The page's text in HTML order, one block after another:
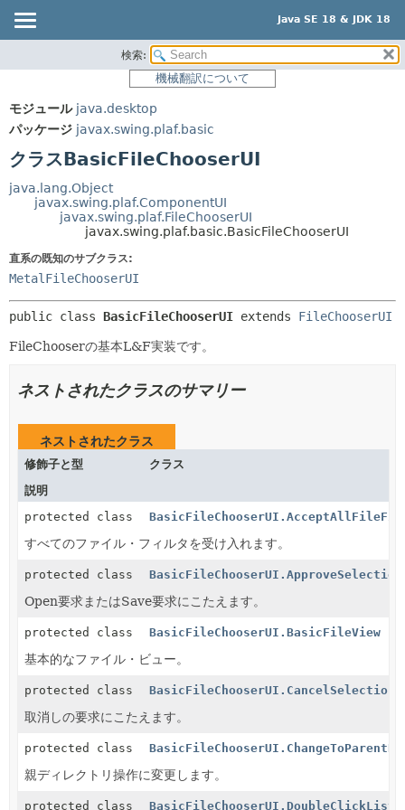
Java SE 18 & JDK 18
パッケージ
使用
ツリー
プレビュー
新規
非推奨
索引
ヘルプ
サマリー:
ネスト済
メソッド
詳細:
フィールド
検索:
機械翻訳について
モジュール java.desktop
パッケージ javax.swing.plaf.basic
クラスBasicFileChooserUI
java.lang.Object
javax.swing.plaf.ComponentUI
javax.swing.plaf.FileChooserUI
javax.swing.plaf.basic.BasicFileChooserUI
直系の既知のサブクラス:
MetalFileChooserUI
public class BasicFileChooserUI extends FileChooserUI
FileChooserの基本L&F実装です。
ネストされたクラスのサマリー
ネストされたクラス
修飾子と型
クラス
説明
protected class
すべてのファイル・フィルタを受け入れます。
protected class
Open要求またはSave要求にこたえます。
protected class BasicFileChooserUI.BasicFileView
基本的なファイル・ビュー。
protected class
取消しの要求にこたえます。
protected class
親ディレクトリ操作に変更します。
protected class